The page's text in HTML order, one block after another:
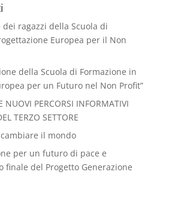
dei ragazzi della Scuola di
Europea per il Non
della Scuola di Formazione in
per un Futuro nel Non Profit”
NUOVI PERCORSI INFORMATIVI
TERZO SETTORE
il mondo
per un futuro di pace e
finale del Progetto Generazione